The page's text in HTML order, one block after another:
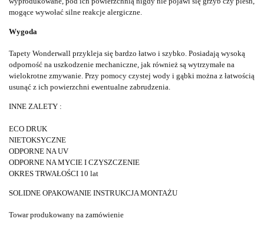
mogące wywołać silne reakcje alergiczne.
Wygoda
Tapety Wonderwall przykleja się bardzo łatwo i szybko. Posiadają wysoką
odporność na uszkodzenie mechaniczne, jak również są wytrzymałe na
wielokrotne zmywanie. Przy pomocy czystej wody i gąbki można z łatwością
usunąć z ich powierzchni ewentualne zabrudzenia.
INNE ZALETY :
ECO DRUK
NIETOKSYCZNE
ODPORNE NA UV
ODPORNE NA MYCIE I CZYSZCZENIE
OKRES TRWAŁOŚCI 10 lat
SOLIDNE OPAKOWANIE INSTRUKCJA MONTAŻU
Towar produkowany na zamówienie